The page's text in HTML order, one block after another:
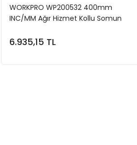
WORKPRO WP200532 400mm
INC/MM Ağır Hizmet Kollu Somun
Perçin
6.935,15 TL